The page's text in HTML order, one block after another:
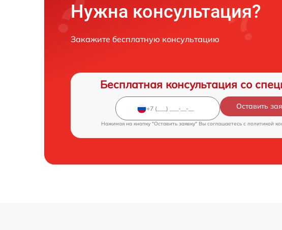
Нужна консультация?
Закажите бесплатную консультацию
Бесплатная консультация со
Оставить
Нажимая на кнопку "Оставить заявку" Вы соглашаетесь c политикой